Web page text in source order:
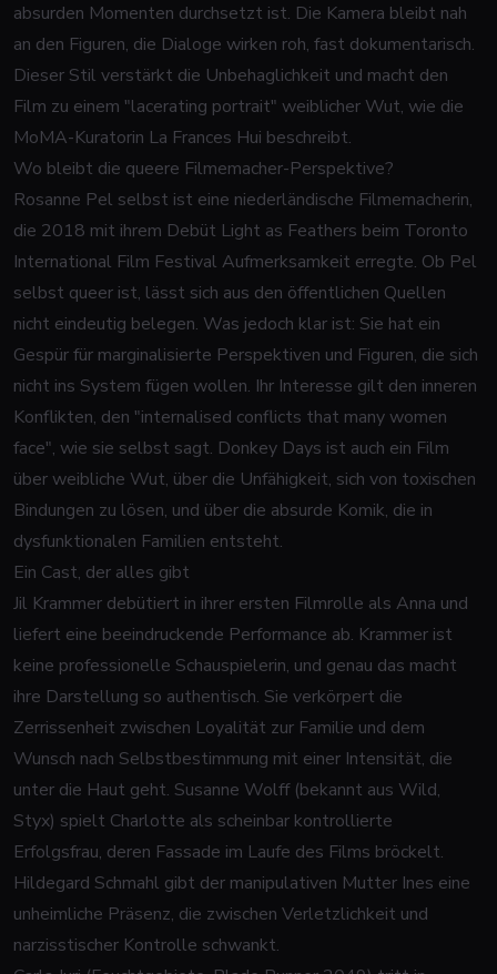
absurden Momenten durchsetzt ist. Die Kamera bleibt nah
an den Figuren, die Dialoge wirken roh, fast dokumentarisch.
Dieser Stil verstärkt die Unbehaglichkeit und macht den
Film zu einem "lacerating portrait" weiblicher Wut, wie die
MoMA-Kuratorin La Frances Hui beschreibt.
Wo bleibt die queere Filmemacher-Perspektive?
Rosanne Pel selbst ist eine niederländische Filmemacherin,
die 2018 mit ihrem Debüt Light as Feathers beim Toronto
International Film Festival Aufmerksamkeit erregte. Ob Pel
selbst queer ist, lässt sich aus den öffentlichen Quellen
nicht eindeutig belegen. Was jedoch klar ist: Sie hat ein
Gespür für marginalisierte Perspektiven und Figuren, die sich
nicht ins System fügen wollen. Ihr Interesse gilt den inneren
Konflikten, den "internalised conflicts that many women
face", wie sie selbst sagt. Donkey Days ist auch ein Film
über weibliche Wut, über die Unfähigkeit, sich von toxischen
Bindungen zu lösen, und über die absurde Komik, die in
dysfunktionalen Familien entsteht.
Ein Cast, der alles gibt
Jil Krammer debütiert in ihrer ersten Filmrolle als Anna und
liefert eine beeindruckende Performance ab. Krammer ist
keine professionelle Schauspielerin, und genau das macht
ihre Darstellung so authentisch. Sie verkörpert die
Zerrissenheit zwischen Loyalität zur Familie und dem
Wunsch nach Selbstbestimmung mit einer Intensität, die
unter die Haut geht. Susanne Wolff (bekannt aus Wild,
Styx) spielt Charlotte als scheinbar kontrollierte
Erfolgsfrau, deren Fassade im Laufe des Films bröckelt.
Hildegard Schmahl gibt der manipulativen Mutter Ines eine
unheimliche Präsenz, die zwischen Verletzlichkeit und
narzisstischer Kontrolle schwankt.